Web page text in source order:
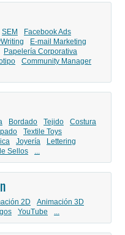
SEM
Facebook Ads
E-mail Marketing
Papelería Corporativa
Community Manager
Bordado Tejido
Costura
Textile Toys
Joyería
Lettering
Sellos ...
2D
Animación 3D
YouTube ...